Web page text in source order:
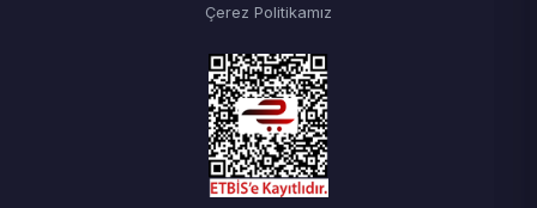
Çerez Politikamız